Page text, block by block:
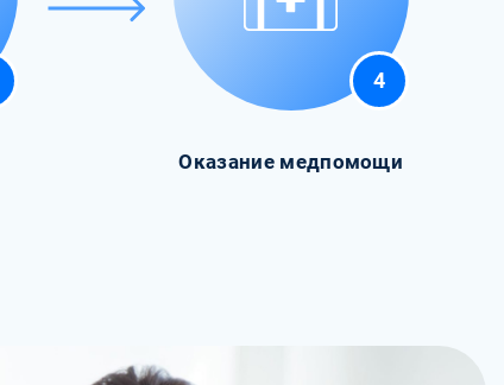
4
Оказание медпомощи